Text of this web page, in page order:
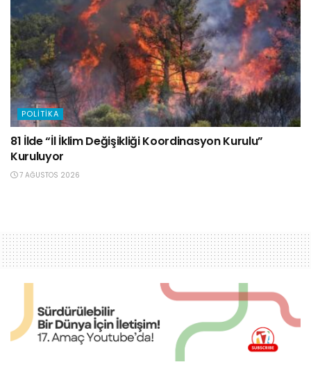
POLITIKA
81 İlde “İl İklim Değişikliği Koordinasyon Kurulu”
Kuruluyor
7 AĞUSTOS 2026